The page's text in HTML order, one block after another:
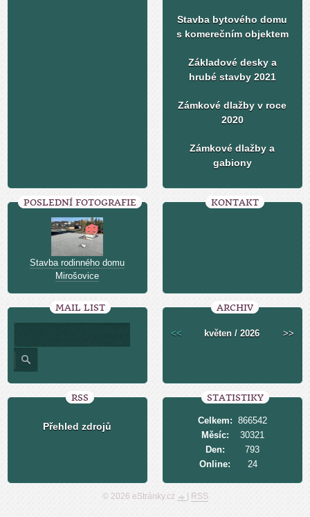
Stavba bytového domu
s komerečním objektem
Základové desky a
hrubé stavby 2021
Zámkové dlažby v roce
2020
Zámkové dlažby a
gabiony
POSLEDNÍ FOTOGRAFIE
Stavba rodinného domu
Mirošovice
KONTAKT
MAIL LIST ARCHIV
<< květen / 2026 >>
RSS
Přehled zdrojů
STATISTIKY
Online: 24
Celkem: 866542
Měsíc:
30321
Den:
793
© 2026 eStránky.cz RSS